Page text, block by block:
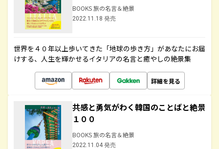
BOOKS 旅の名言＆絶景
2022.11.18 発売
世界を４０年以上歩いてきた「地球の歩き方」があなたにお届
けする、人生を輝かせるイタリアの名言と癒やしの絶景集
詳細を見る
共感と勇気がわく韓国のことばと絶景
１００
BOOKS 旅の名言＆絶景
2022.11.04 発売